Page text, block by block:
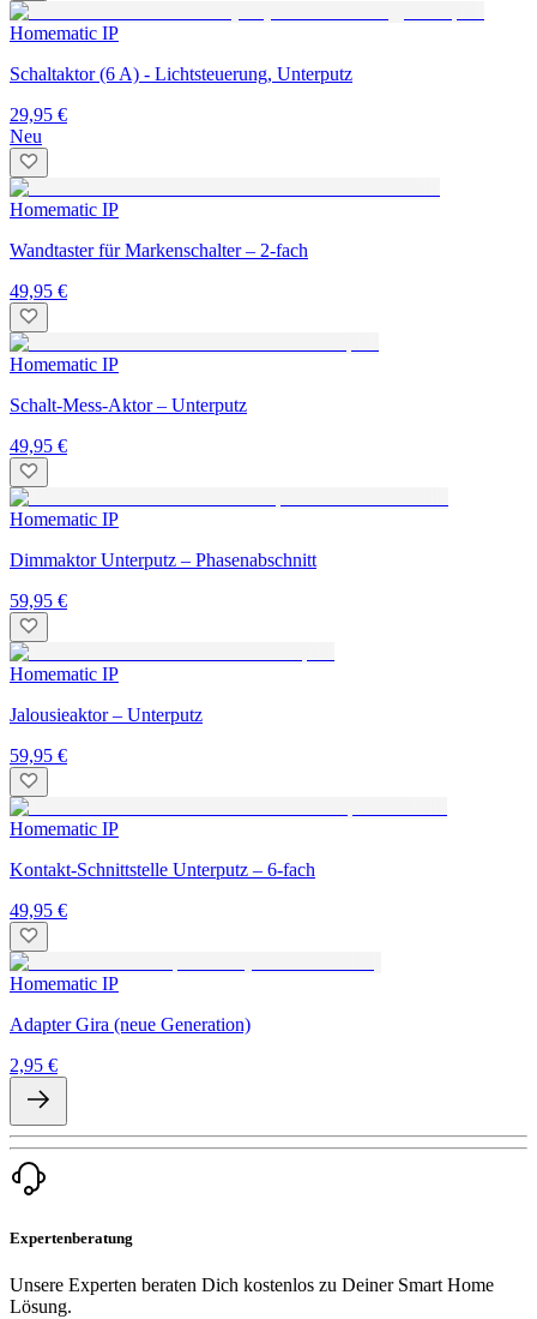
Homematic IP
Schaltaktor (6 A) - Lichtsteuerung, Unterputz
29,95 €
Neu
Homematic IP
Wandtaster für Markenschalter – 2-fach
49,95 €
Homematic IP
Schalt-Mess-Aktor – Unterputz
49,95 €
Homematic IP
Dimmaktor Unterputz – Phasenabschnitt
59,95 €
Homematic IP
Jalousieaktor – Unterputz
59,95 €
Homematic IP
Kontakt-Schnittstelle Unterputz – 6-fach
49,95 €
Homematic IP
Adapter Gira (neue Generation)
2,95 €
Expertenberatung
Unsere Experten beraten Dich kostenlos zu Deiner Smart Home
Lösung.